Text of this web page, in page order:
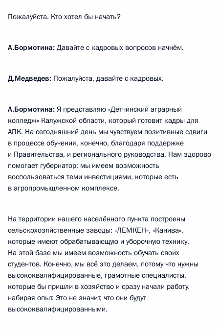
Пожалуйста. Кто хотел бы начать?
А.Бормотина: Давайте с кадровых вопросов начнём.
Д.Медведев: Пожалуйста, давайте с кадровых.
А.Бормотина: Я представляю «Детчинский аграрный
колледж» Калужской области, который готовит кадры для
АПК. На сегодняшний день мы чувствуем позитивные сдвиги
в процессе обучения, конечно, благодаря поддержке
и Правительства, и регионального руководства. Нам здорово
помогает губернатор: мы имеем возможность
воспользоваться теми инвестициями, которые есть
в агропромышленном комплексе.
На территории нашего населённого пункта построены
сельскохозяйственные заводы: «ЛЕМКЕН», «Канива»,
которые имеют обрабатывающую и уборочную технику.
На этой базе мы имеем возможность обучать своих
студентов. Конечно, мы всё это делаем, потому что нужны
высококвалифицированные, грамотные специалисты,
которые бы пришли в хозяйство и сразу начали работу,
набирая опыт. Это не значит, что они будут
высококвалифицированными.